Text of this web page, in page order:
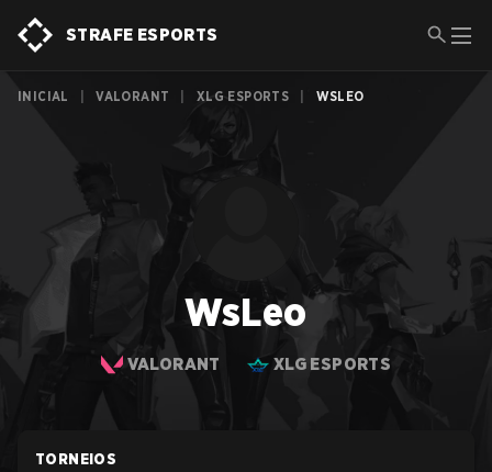
STRAFE ESPORTS
INICIAL VALORANT XLG ESPORTS WSLEO
WsLeo
VALORANT XLG ESPORTS
TORNEIOS